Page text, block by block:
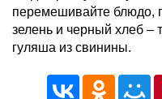
перемешивайте блюдо,
зелень и черный хлеб –
гуляша из свинины.